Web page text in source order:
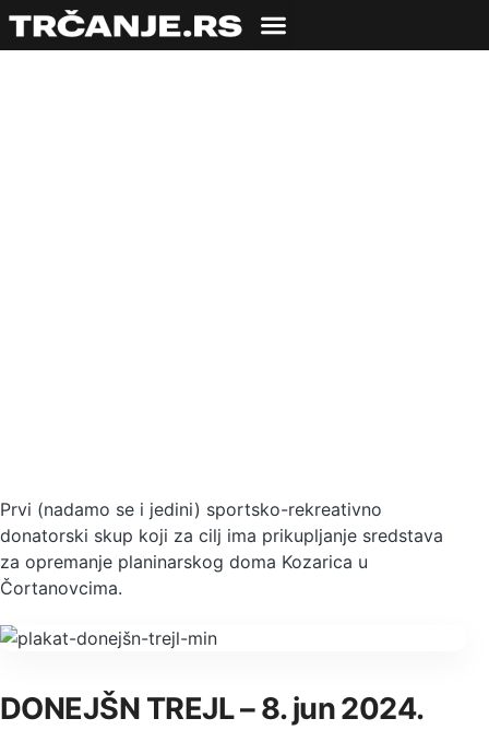
Prvi (nadamo se i jedini) sportsko-rekreativno
donatorski skup koji za cilj ima prikupljanje sredstava
za opremanje planinarskog doma Kozarica u
Čortanovcima.
DONEJŠN TREJL –8. jun 2024.